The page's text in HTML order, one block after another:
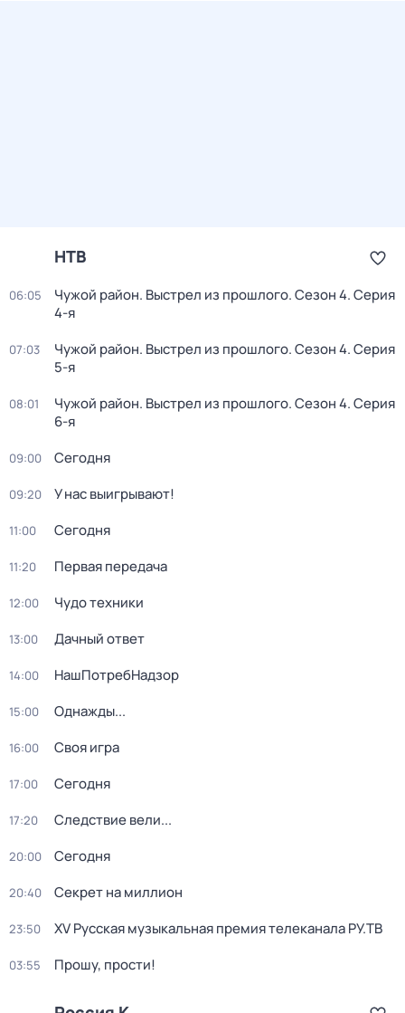
НТВ
06:05 Чужой район. Выстрел из прошлого. Сезон 4. Серия
4-я
07:03 Чужой район. Выстрел из прошлого. Сезон 4. Серия
5-я
08:01 Чужой район. Выстрел из прошлого. Сезон 4. Серия
6-я
09:00 Сегодня
09:20 У нас выигрывают!
11:00 Сегодня
11:20 Первая передача
12:00 Чудо техники
13:00 Дачный ответ
14:00 НашПотребНадзор
15:00 Однажды...
16:00 Своя игра
17:00 Сегодня
17:20 Следствие вели...
20:00 Сегодня
20:40 Секрет на миллион
23:50 XV Русская музыкальная премия телеканала РУ.ТВ
03:55 Прошу, прости!